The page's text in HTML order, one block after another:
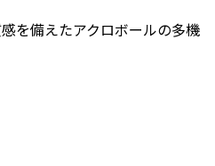
を備えたアクロボールの多機